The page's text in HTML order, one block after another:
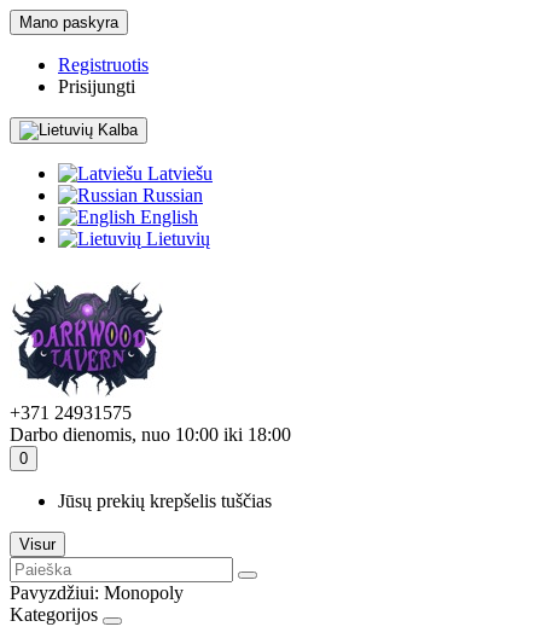
Mano paskyra
Registruotis
Prisijungti
Kalba
Latviešu
Russian
English
Lietuvių
+371 24931575
Darbo dienomis, nuo 10:00 iki 18:00
0
Jūsų prekių krepšelis tuščias
Visur
Pavyzdžiui: Monopoly
Kategorijos